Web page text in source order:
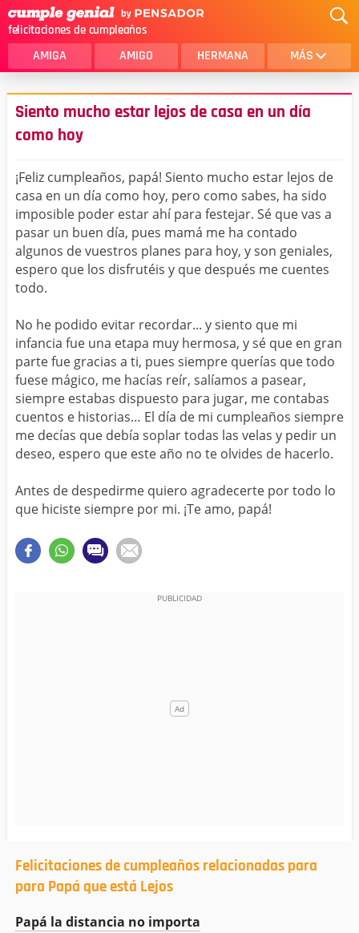
felicitaciones de cumpleaños
AMIGA AMIGO HERMANA MÁS
MAMA
AMOR
CRISTIANOS
HERMANO
HIJO
NOVIA
ESPOSO
PAPA
HOMBRE
ALGUIEN ESPECIAL
PRIMO
TODAS LAS CATEGORÍAS
Siento mucho estar lejos de casa en un día
como hoy
¡Feliz cumpleaños, papá! Siento mucho estar lejos de
casa en un día como hoy, pero como sabes, ha sido
imposible poder estar ahí para festejar. Sé que vas a
pasar un buen día, pues mamá me ha contado
algunos de vuestros planes para hoy, y son geniales,
espero que los disfrutéis y que después me cuentes
todo.
No he podido evitar recordar... y siento que mi
infancia fue una etapa muy hermosa, y sé que en gran
parte fue gracias a ti, pues siempre querías que todo
fuese mágico, me hacías reír, salíamos a pasear,
siempre estabas dispuesto para jugar, me contabas
cuentos e historias… El día de mi cumpleaños siempre
me decías que debía soplar todas las velas y pedir un
deseo, espero que este año no te olvides de hacerlo.
Antes de despedirme quiero agradecerte por todo lo
que hiciste siempre por mi. ¡Te amo, papá!
Felicitaciones de cumpleaños relacionadas para
para Papá que está Lejos
Papá la distancia no importa